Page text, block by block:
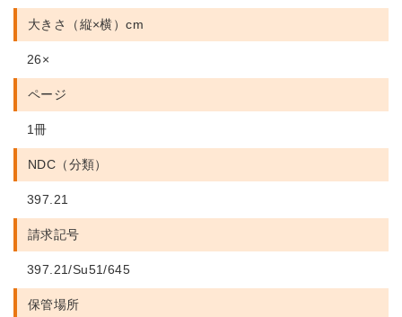
大きさ（縦×横）cm
26×
ページ
1冊
NDC（分類）
397.21
請求記号
397.21/Su51/645
保管場所